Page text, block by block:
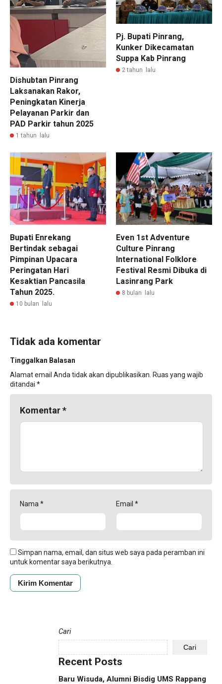
Dishubtan Pinrang
Laksanakan Rakor,
Peningkatan Kinerja
Pelayanan Parkir dan
PAD Parkir tahun 2025
1 tahun lalu
Pj. Bupati Pinrang,
Kunker Dikecamatan
Suppa Kab Pinrang
2 tahun lalu
Bupati Enrekang
Bertindak sebagai
Pimpinan Upacara
Peringatan Hari
Kesaktian Pancasila
Tahun 2025.
10 bulan lalu
Even 1st Adventure
Culture Pinrang
International Folklore
Festival Resmi Dibuka di
Lasinrang Park
8 bulan lalu
Tidak ada komentar
Tinggalkan Balasan
Alamat email Anda tidak akan dipublikasikan. Ruas yang wajib
ditandai *
Komentar*
Nama * Email *
Simpan nama, email, dan situs web saya pada peramban ini
untuk komentar saya berikutnya.
Cari
Cari
Recent Posts
Baru Wisuda, Alumni Bisdig UMS Rappang